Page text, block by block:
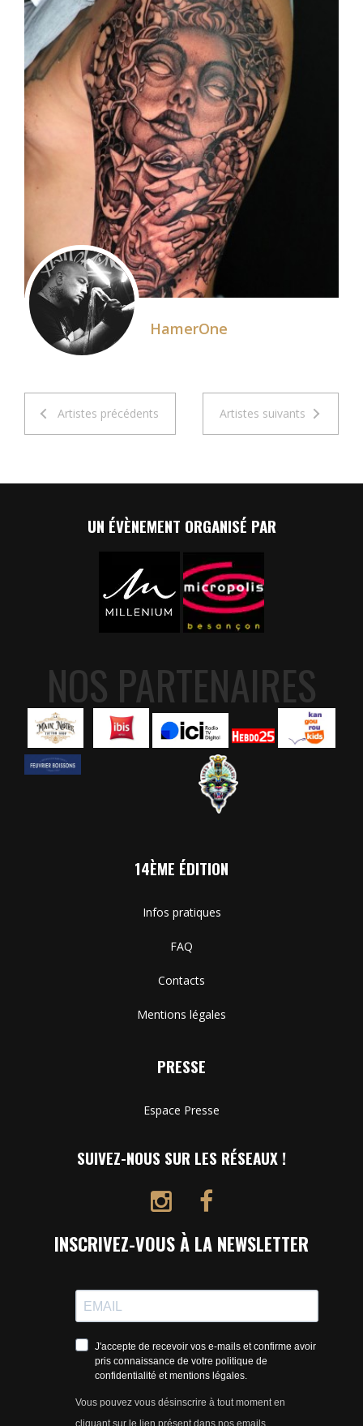
HamerOne
Artistes précédents Artistes suivants
UN ÉVÈNEMENT ORGANISÉ PAR
NOS PARTENAIRES
14ÈME ÉDITION
Infos pratiques
FAQ
Contacts
Mentions légales
PRESSE
Espace Presse
SUIVEZ-NOUS SUR LES RÉSEAUX !
INSCRIVEZ-VOUS À LA NEWSLETTER
J'accepte de recevoir vos e-mails et confirme avoir
pris connaissance de votre politique de
confidentialité et mentions légales.
Vous pouvez vous désinscrire à tout moment en